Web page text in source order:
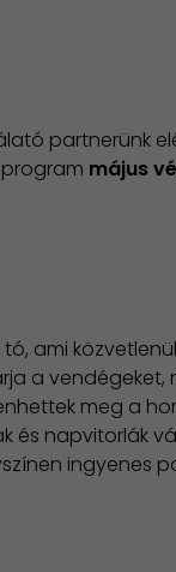
partnerünk
május
ami
a
meg a
és napvitorlák
ingyenes